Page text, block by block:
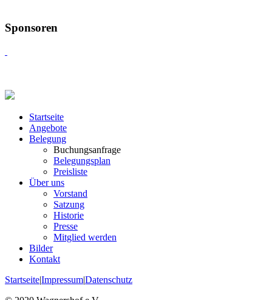
Sponsoren
Startseite
Angebote
Belegung
Buchungsanfrage
Belegungsplan
Preisliste
Über uns
Vorstand
Satzung
Historie
Presse
Mitglied werden
Bilder
Kontakt
Startseite|Impressum|Datenschutz